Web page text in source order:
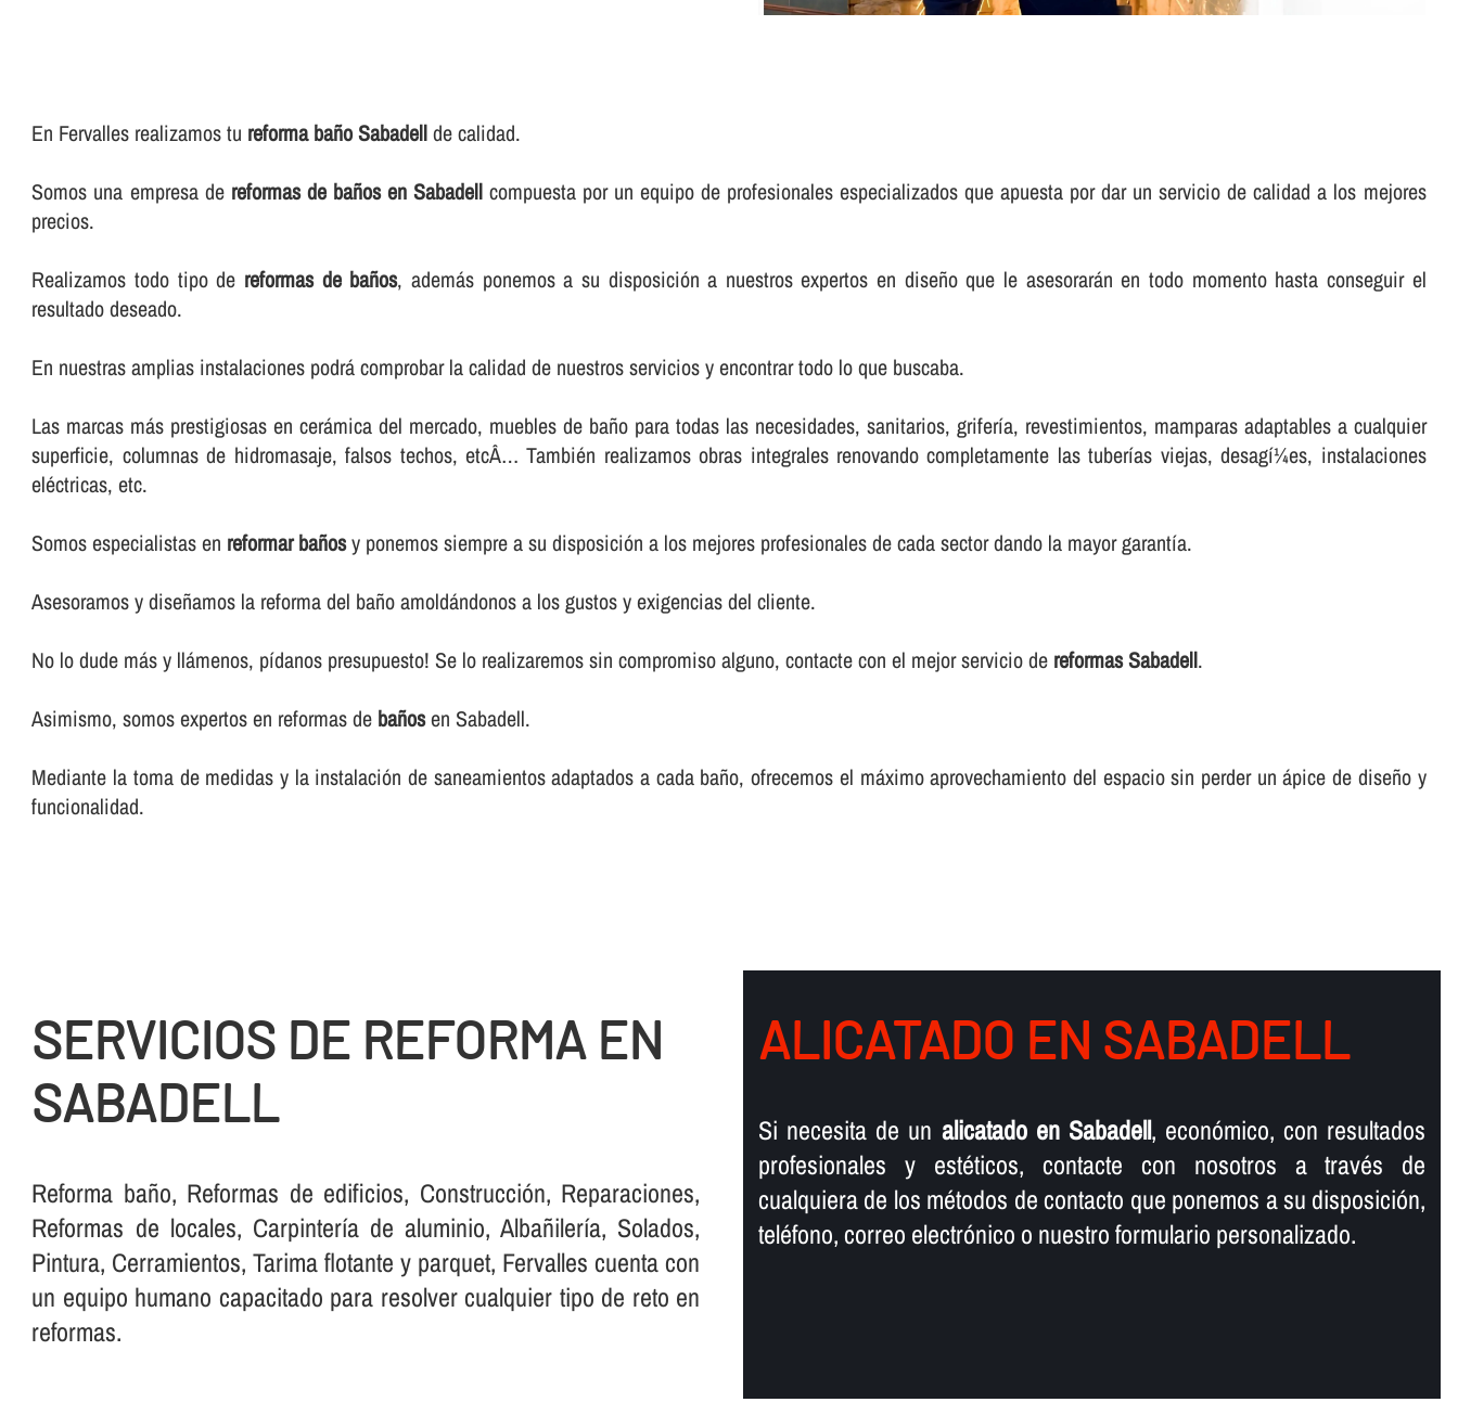
En Fervalles realizamos tu reforma baño Sabadellde calidad.
Somos una empresa de reformas de baños en Sabadellcompuesta por un equipo de profesionales especializados que apuesta por dar un servicio de calidad a los mejores
precios.
Realizamos todo tipo de reformas de baños, además ponemos a su disposición a nuestros expertos en diseño que le asesorarán en todo momento hasta conseguir el
resultado deseado.
En nuestras amplias instalaciones podrá comprobar la calidad de nuestros servicios y encontrar todo lo que buscaba.
Las marcas más prestigiosas en cerámica del mercado, muebles de baño para todas las necesidades, sanitarios, griferí­a, revestimientos, mamparas adaptables a cualquier
superficie, columnas de hidromasaje, falsos techos, etcÂ… También realizamos obras integrales renovando completamente las tuberí­as viejas, desagí¼es, instalaciones
eléctricas, etc.
Somos especialistas en reformar bañosy ponemos siempre a su disposición a los mejores profesionales de cada sector dando la mayor garantí­a.
Asesoramos y diseñamos la reforma del baño amoldándonos a los gustos y exigencias del cliente.
No lo dude más y llámenos, pí­danos presupuesto! Se lo realizaremos sin compromiso alguno, contacte con el mejor servicio de reformas Sabadell.
Asimismo, somos expertos en reformas de bañosen Sabadell.
Mediante la toma de medidas y la instalación de saneamientos adaptados a cada baño, ofrecemos el máximo aprovechamiento del espacio sin perder un ápice de diseño y
funcionalidad.
SERVICIOS DE REFORMA EN
SABADELL
Reforma baño, Reformas de edificios, Construcción, Reparaciones,
Reformas de locales, Carpinterí­a de aluminio, Albañilerí­a, Solados,
Pintura, Cerramientos, Tarima flotante y parquet, Fervalles cuenta con
un equipo humano capacitado para resolver cualquier tipo de reto en
reformas.
ALICATADO EN SABADELL
Si necesita de un alicatado en Sabadell, económico, con resultados
profesionales y estéticos, contacte con nosotros a través de
cualquiera de los métodos de contacto que ponemos a su disposición,
teléfono, correo electrónico o nuestro formulario personalizado.